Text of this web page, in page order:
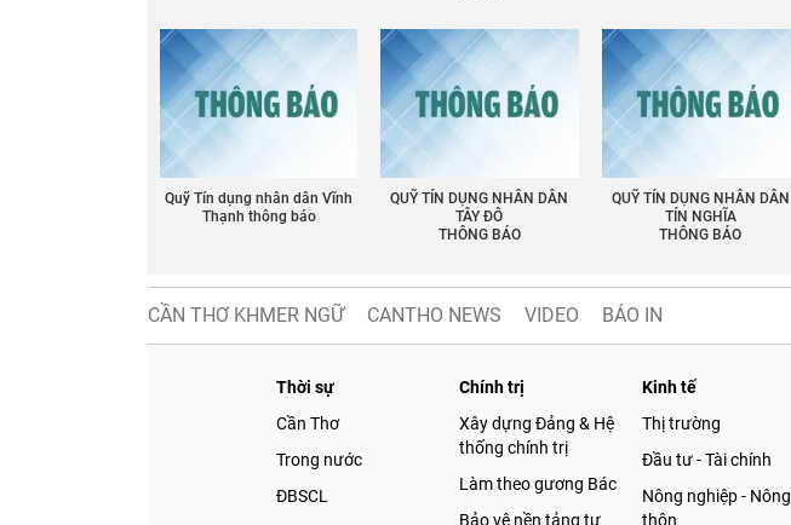
Quỹ Tín dụng nhân dân Vĩnh
Thạnh thông báo
QUỸ TÍN DỤNG NHÂN DÂN
TÂY ĐÔ
THÔNG BÁO
QUỸ TÍN DỤNG NHÂN DÂN
TÍN NGHĨA
THÔNG BÁO
CẦN THƠ KHMER NGỮ CANTHO NEWS VIDEO BÁO IN
Thời sự
Cần Thơ
Trong nước
ĐBSCL
Chính trị
Xây dựng Đảng & Hệ
thống chính trị
Làm theo gương Bác
Bảo vệ nền tảng tư
Kinh tế
Thị trường
Đầu tư - Tài chính
Nông nghiệp - Nông
thôn